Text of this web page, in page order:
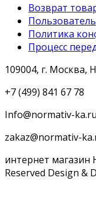
Возврат
Политика
Процесс
109004, г. Москва,
+7 (499) 841 67 78
Info@normativ-ka.ru
zakaz@normativ-
интернет
Reserved Design &